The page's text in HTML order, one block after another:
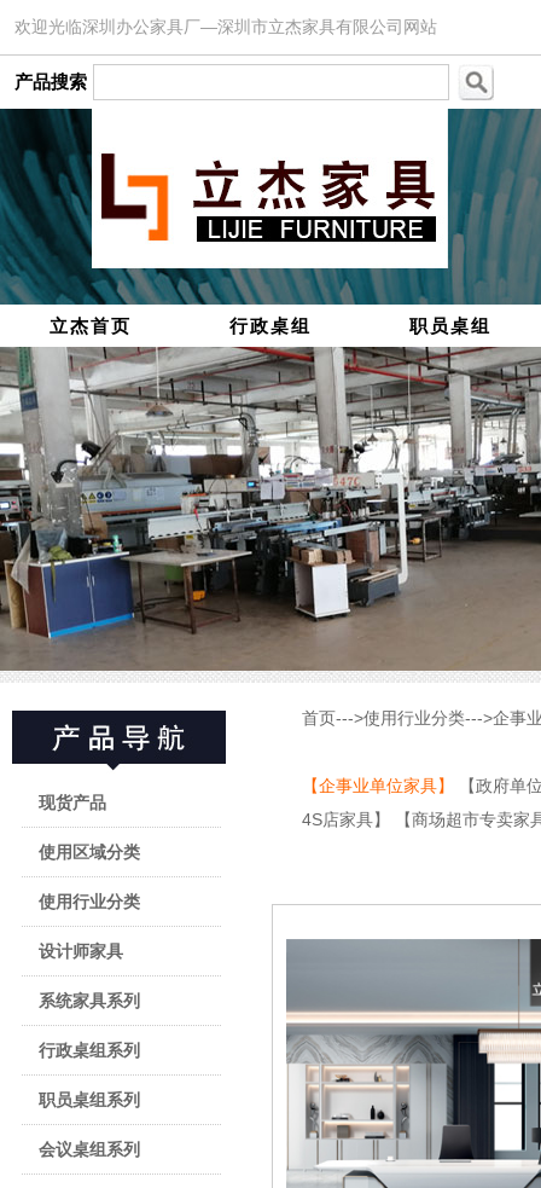
欢迎光临深圳办公家具厂—深圳市立杰家具有限公司网站
产品搜索
立杰首页 行政桌组 职员桌组
现货产品
使用区域分类
使用行业分类
设计师家具
系统家具系列
行政桌组系列
职员桌组系列
会议桌组系列
首页--->使用行业分类--->企事
【企事业单位家具】
【政府单
4S店家具】
【商场超市专卖家